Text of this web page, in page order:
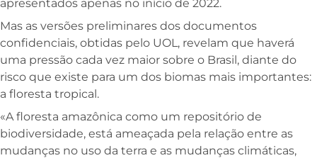
apresentados apenas no início de 2022.
Mas as versões preliminares dos documentos
confidenciais, obtidas pelo UOL, revelam que haverá
uma pressão cada vez maior sobre o Brasil, diante do
risco que existe para um dos biomas mais importantes:
a floresta tropical.
«A floresta amazônica como um repositório de
biodiversidade, está ameaçada pela relação entre as
mudanças no uso da terra e as mudanças climáticas,